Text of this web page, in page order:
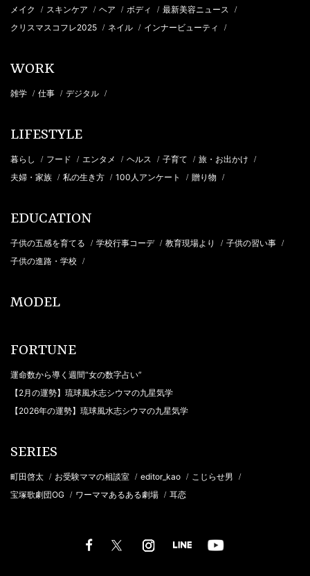
メイク / スキンケア / ヘア / ボディ / 最新美容ニュース /
クリスマスコフレ2025 / ネイル / インナービューティ /
WORK
雑学 / 仕事 / デジタル /
LIFESTYLE
暮らし / フード / エンタメ / ヘルス / 子育て / 旅・お出かけ /
夫婦・家族 / 私の生き方 / 100人アンケート / 贈り物 /
EDUCATION
子供の五感を育てる / 学校行事コーデ / 教育現場より / 子供の習い事 /
子供の進路・学校 /
MODEL
FORTUNE
運命数から導く週間“女の数字占い”
【2月の運勢】琉球風水志シウマの九星気学
【2026年の運勢】琉球風水志シウマの九星気学
SERIES
町田啓太 / お受験ママの相談室 / editor_kao / こじらせ男 /
宝塚歌劇団OG / ワーママあるある劇場 / 耳恋